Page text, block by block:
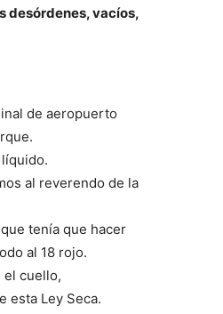
desórdenes, vacíos,
de aeropuerto
al reverendo de la
tenía que hacer
al 18 rojo.
el cuello,
esta Ley Seca.